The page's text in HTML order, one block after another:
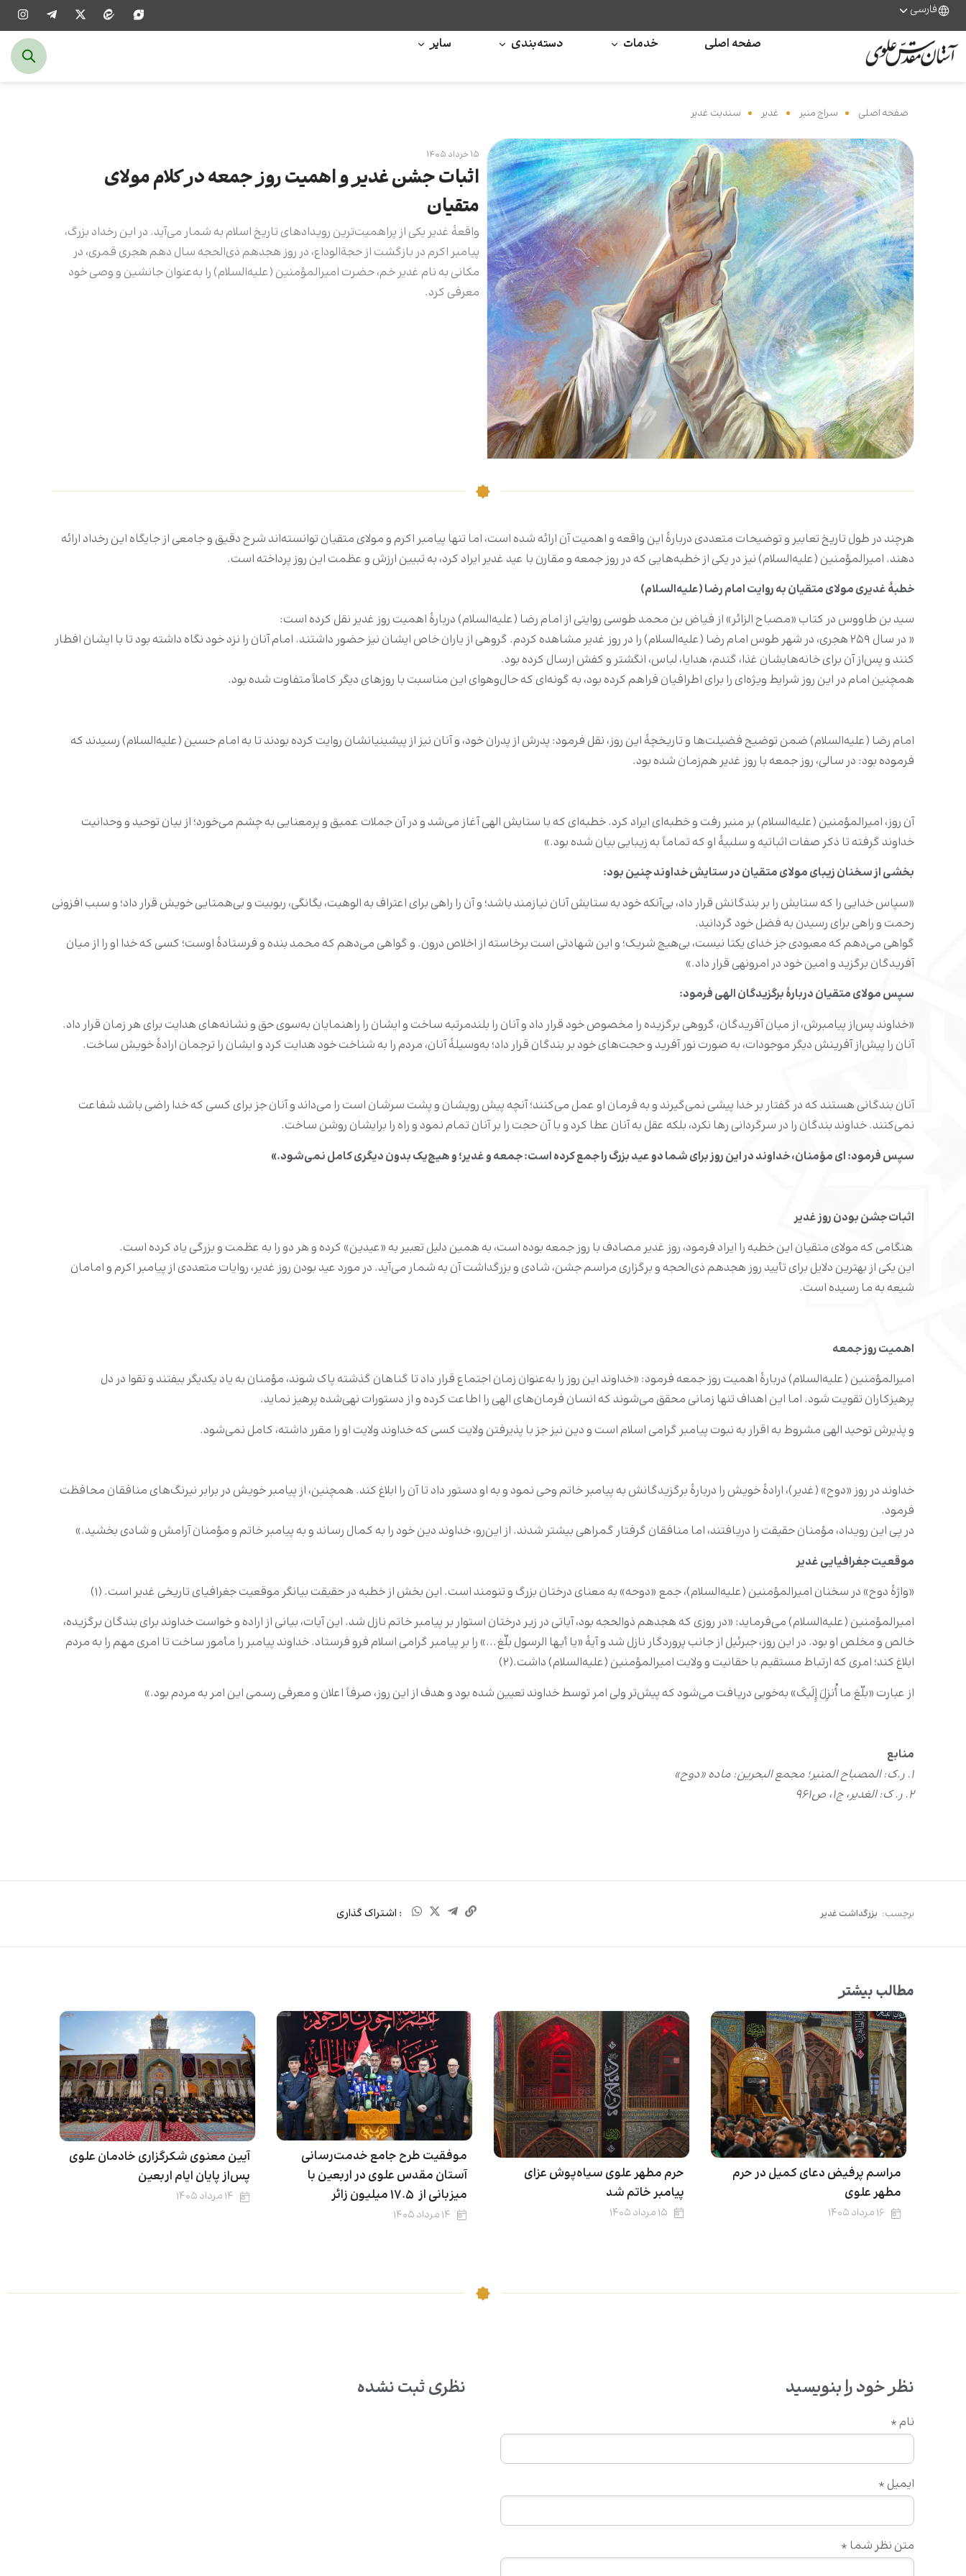
فارسی
صفحه اصلی خدمات دسته‌بندی سایر
صفحه اصلی سراج منیر غدیر سندیت غدیر
۱۵ خرداد ۱۴۰۵
اثبات جشن غدیر و اهمیت روز جمعه در کلام مولای
متقیان
واقعۀ غدیر یکی از پراهمیت‌ترین رویدادهای تاریخ اسلام به شمار می‌آید. در این رخداد بزرگ،
پیامبر اکرم در بازگشت از حجةالوداع، در روز هجدهم ذی‌الحجه سال دهم هجری قمری، در
مکانی به نام غدیر خم، حضرت امیرالمؤمنین (علیه‌السلام) را به‌عنوان جانشین و وصی خود
معرفی کرد.
هرچند در طول تاریخ تعابیر و توضیحات متعددی دربارۀ این واقعه و اهمیت آن ارائه شده است، اما تنها پیامبر اکرم و مولای متقیان توانسته‌اند شرح دقیق و جامعی از جایگاه این رخداد ارائه
دهند. امیرالمؤمنین (علیه‌السلام) نیز در یکی از خطبه‌هایی که در روز جمعه و مقارن با عید غدیر ایراد کرد، به تبیین ارزش و عظمت این روز پرداخته است.
خطبۀ غدیری مولای متقیان به روایت امام رضا (علیه‌السلام)
سید بن طاووس در کتاب «مصباح الزائر» از فیاض بن محمد طوسی روایتی از امام رضا (علیه‌السلام) دربارۀ اهمیت روز غدیر نقل کرده است:
« در سال ۲۵۹ هجری، در شهر طوس امام رضا (علیه‌السلام) را در روز غدیر مشاهده کردم. گروهی از یاران خاص ایشان نیز حضور داشتند. امام آنان را نزد خود نگاه داشته بود تا با ایشان افطار
کنند و پس‌از آن برای خانه‌هایشان غذا، گندم، هدایا، لباس، انگشتر و کفش ارسال کرده بود.
همچنین امام در این روز شرایط ویژه‌ای را برای اطرافیان فراهم کرده بود، به گونه‌ای که حال‌وهوای این مناسبت با روزهای دیگر کاملاً متفاوت شده بود.
امام رضا (علیه‌السلام) ضمن توضیح فضیلت‌ها و تاریخچۀ این روز، نقل فرمود: پدرش از پدران خود، و آنان نیز از پیشینیانشان روایت کرده بودند تا به امام حسین (علیه‌السلام) رسیدند که
فرموده بود: در سالی، روز جمعه با روز غدیر هم‌زمان شده بود.
آن روز، امیرالمؤمنین (علیه‌السلام) بر منبر رفت و خطبه‌ای ایراد کرد. خطبه‌ای که با ستایش الهی آغاز می‌شد و در آن جملات عمیق و پرمعنایی به چشم می‌خورد؛ از بیان توحید و وحدانیت
خداوند گرفته تا ذکر صفات اثباتیه و سلبیۀ او که تماماً به زیبایی بیان شده بود.»
بخشی از سخنان زیبای مولای متقیان در ستایش خداوند چنین بود:
«سپاس خدایی را که ستایش را بر بندگانش قرار داد، بی‌آنکه خود به ستایش آنان نیازمند باشد؛ و آن را راهی برای اعتراف به الوهیت، یگانگی، ربوبیت و بی‌همتایی خویش قرار داد؛ و سبب افزونی
رحمت و راهی برای رسیدن به فضل خود گردانید.
گواهی می‌دهم که معبودی جز خدای یکتا نیست، بی‌هیچ شریک؛ و این شهادتی است برخاسته از اخلاص درون. و گواهی می‌دهم که محمد بنده و فرستادۀ اوست؛ کسی که خدا او را از میان
آفریدگان برگزید و امین خود در امرونهی قرار داد.»
سپس مولای متقیان دربارۀ برگزیدگان الهی فرمود:
«خداوند پس‌از پیامبرش، از میان آفریدگان، گروهی برگزیده را مخصوص خود قرار داد و آنان را بلندمرتبه ساخت و ایشان را راهنمایان به‌سوی حق و نشانه‌های هدایت برای هر زمان قرار داد.
آنان را پیش‌از آفرینش دیگر موجودات، به صورت نور آفرید و حجت‌های خود بر بندگان قرار داد؛ به‌وسیلۀ آنان، مردم را به شناخت خود هدایت کرد و ایشان را ترجمان ارادۀ خویش ساخت.
آنان بندگانی هستند که در گفتار بر خدا پیشی نمی‌گیرند و به فرمان او عمل می‌کنند؛ آنچه پیش رویشان و پشت سرشان است را می‌داند و آنان جز برای کسی که خدا راضی باشد شفاعت
نمی‌کنند. خداوند بندگان را در سرگردانی رها نکرد، بلکه عقل به آنان عطا کرد و با آن حجت را بر آنان تمام نمود و راه را برایشان روشن ساخت.
سپس فرمود: ای مؤمنان، خداوند در این روز برای شما دو عید بزرگ را جمع کرده است: جمعه و غدیر؛ و هیچ‌یک بدون دیگری کامل نمی‌شود.»
اثبات جشن بودن روز غدیر
هنگامی که مولای متقیان این خطبه را ایراد فرمود، روز غدیر مصادف با روز جمعه بوده است، به همین دلیل تعبیر به «عیدین» کرده و هر دو را به عظمت و بزرگی یاد کرده است.
این یکی از بهترین دلایل برای تأیید روز هجدهم ذی‌الحجه و برگزاری مراسم جشن، شادی و بزرگداشت آن به شمار می‌آید. در مورد عید بودن روز غدیر، روایات متعددی از پیامبر اکرم و امامان
شیعه به ما رسیده است.
اهمیت روز جمعه
امیرالمؤمنین (علیه‌السلام) دربارۀ اهمیت روز جمعه فرمود: «خداوند این روز را به‌عنوان زمان اجتماع قرار داد تا گناهان گذشته پاک شوند، مؤمنان به یاد یکدیگر بیفتند و تقوا در دل
پرهیزکاران تقویت شود. اما این اهداف تنها زمانی محقق می‌شوند که انسان فرمان‌های الهی را اطاعت کرده و از دستورات نهی‌شده پرهیز نماید.
و پذیرش توحید الهی مشروط به اقرار به نبوت پیامبر گرامی اسلام است و دین نیز جز با پذیرفتن ولایت کسی که خداوند ولایت او را مقرر داشته، کامل نمی‌شود.
خداوند در روز «دوح» (غدیر)، ارادۀ خویش را دربارۀ برگزیدگانش به پیامبر خاتم وحی نمود و به او دستور داد تا آن را ابلاغ کند. همچنین، از پیامبر خویش در برابر نیرنگ‌های منافقان محافظت
فرمود.
در پی این رویداد، مؤمنان حقیقت را دریافتند، اما منافقان گرفتار گمراهی بیشتر شدند. از این‌رو، خداوند دین خود را به کمال رساند و به پیامبر خاتم و مؤمنان آرامش و شادی بخشید.»
موقعیت جغرافیایی غدیر
«واژۀ دوح» در سخنان امیرالمؤمنین (علیه‌السلام)، جمع «دوحه» به معنای درختان بزرگ و تنومند است. این بخش از خطبه در حقیقت بیانگر موقعیت جغرافیای تاریخی غدیر است. (۱)
امیرالمؤمنین (علیه‌السلام) می‌فرماید: «در روزی که هجدهم ذوالحجه بود، آیاتی در زیر درختان استوار بر پیامبر خاتم نازل شد. این آیات، بیانی از اراده و خواست خداوند برای بندگان برگزیده،
خالص و مخلص او بود. در این روز، جبرئیل از جانب پروردگار نازل شد و آیۀ «یا أیها الرسول بلّغ...» را بر پیامبر گرامی اسلام فرو فرستاد. خداوند پیامبر را مأمور ساخت تا امری مهم را به مردم
ابلاغ کند؛ امری که ارتباط مستقیم با حقانیت و ولایت امیرالمؤمنین (علیه‌السلام) داشت.(۲)
از عبارت «بلّغ ما أُنزِلَ إِلَیکَ» به‌خوبی دریافت می‌شود که پیش‌تر ولی امر توسط خداوند تعیین شده بود و هدف از این روز، صرفاً اعلان و معرفی رسمی این امر به مردم بود.»
منابع
۱. ر.ک: المصباح المنیر؛ مجمع البحرین: ماده «دوح»
۲. ر. ک: الغدیر، ج1، ص961
برچسب: بزرگداشت غدیر : اشتراک گذاری
مطالب بیشتر
مراسم پرفیض دعای کمیل در حرم
مطهر علوی
۱۶ مرداد ۱۴۰۵
حرم مطهر علوی سیاه‌پوش عزای
پیامبر خاتم شد
۱۵ مرداد ۱۴۰۵
موفقیت طرح جامع خدمت‌رسانی
آستان مقدس علوی در اربعین با
میزبانی از ۱۷.۵ میلیون زائر
۱۴ مرداد ۱۴۰۵
آیین معنوی شکرگزاری خادمان علوی
پس‌از پایان ایام اربعین
۱۴ مرداد ۱۴۰۵
نظر خود را بنویسید
متن نظر شما *
نام *
ایمیل *
نظری ثبت نشده